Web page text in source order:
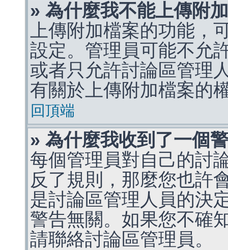
» 為什麼我不能上傳附
上傳附加檔案的功能，
設定。管理員可能不允
或者只允許討論區管理
有關於上傳附加檔案的
回頂端
» 為什麼我收到了一個
每個管理員對自己的討
反了規則，那麼您也許
是討論區管理人員的決
警告無關。如果您不確
請聯絡討論區管理員。